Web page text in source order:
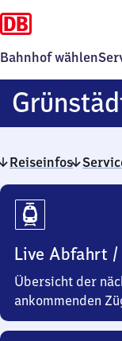
Bahnhof wählen
Reiseinfos
Reiseinfos
Live Abfahrt
Übersicht der
ankommenden